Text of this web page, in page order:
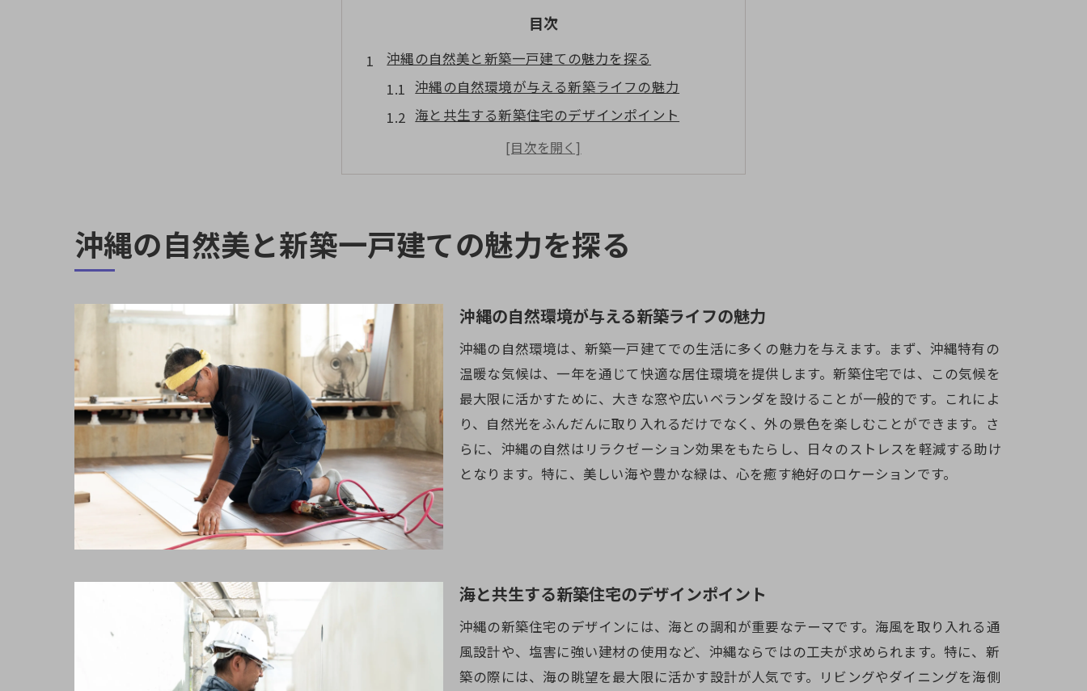
目次
沖縄の自然美と新築一戸建ての魅力を探る
沖縄の自然環境が与える新築ライフの魅力
海と共生する新築住宅のデザインポイント
豊かな緑に囲まれた住宅地の選び方
自然を活かした新築一戸建ての設計アイデア
地域の特性を活かした新築住宅の魅力
新築一戸建てで沖縄ライフを実現するステップ
設計段階で考慮すべき沖縄特有の気候条件
施工会社選びのポイントとその手順
引き渡しまでのスムーズな新築プロジェクト管理
沖縄での新築生活を成功させるための準備
新築一戸建てで心豊かな沖縄ライフを送る
理想の新築プロセスを沖縄で体験する方法
沖縄の建築文化を取り入れた新築スタイル
家族の暮らしに最適な間取りとデザイン
資金計画と費用管理の重要性
新築プロセスでのトラブル防止策
沖縄特有の建築素材の活用方法
沖縄県の独特の魅力と新築住宅の可能性
沖縄独自の文化が育む新築一戸建ての魅力
沖縄の自然美と新築一戸建ての魅力を探る
沖縄の自然環境が与える新築ライフの魅力
沖縄の自然環境は、新築一戸建てでの生活に多くの魅力を与えます。まず、沖縄特有の
温暖な気候は、一年を通じて快適な居住環境を提供します。新築住宅では、この気候を
最大限に活かすために、大きな窓や広いベランダを設けることが一般的です。これによ
り、自然光をふんだんに取り入れるだけでなく、外の景色を楽しむことができます。さ
らに、沖縄の自然はリラクゼーション効果をもたらし、日々のストレスを軽減する助け
となります。特に、美しい海や豊かな緑は、心を癒す絶好のロケーションです。
海と共生する新築住宅のデザインポイント
沖縄の新築住宅のデザインには、海との調和が重要なテーマです。海風を取り入れる通
風設計や、塩害に強い建材の使用など、沖縄ならではの工夫が求められます。特に、新
築の際には、海の眺望を最大限に活かす設計が人気です。リビングやダイニングを海側